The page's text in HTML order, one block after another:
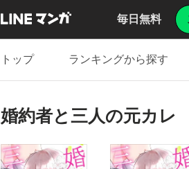
毎日無料
トップ ランキングから探す
婚約者と三人の元カレ